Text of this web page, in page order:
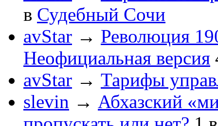
в Судебный Сочи
avStar → Революция
Неофициальная версия
avStar → Тарифы
slevin → Абхазский